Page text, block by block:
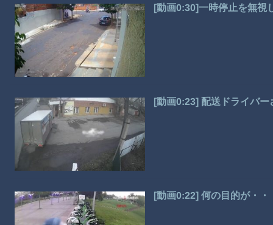
[動画0:30]一時停止を無視
[動画0:23] 配送ドライバ
[動画0:22] 何の目的が・